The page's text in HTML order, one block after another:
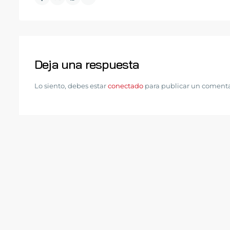
Deja una respuesta
Lo siento, debes estarconectado para publicar un